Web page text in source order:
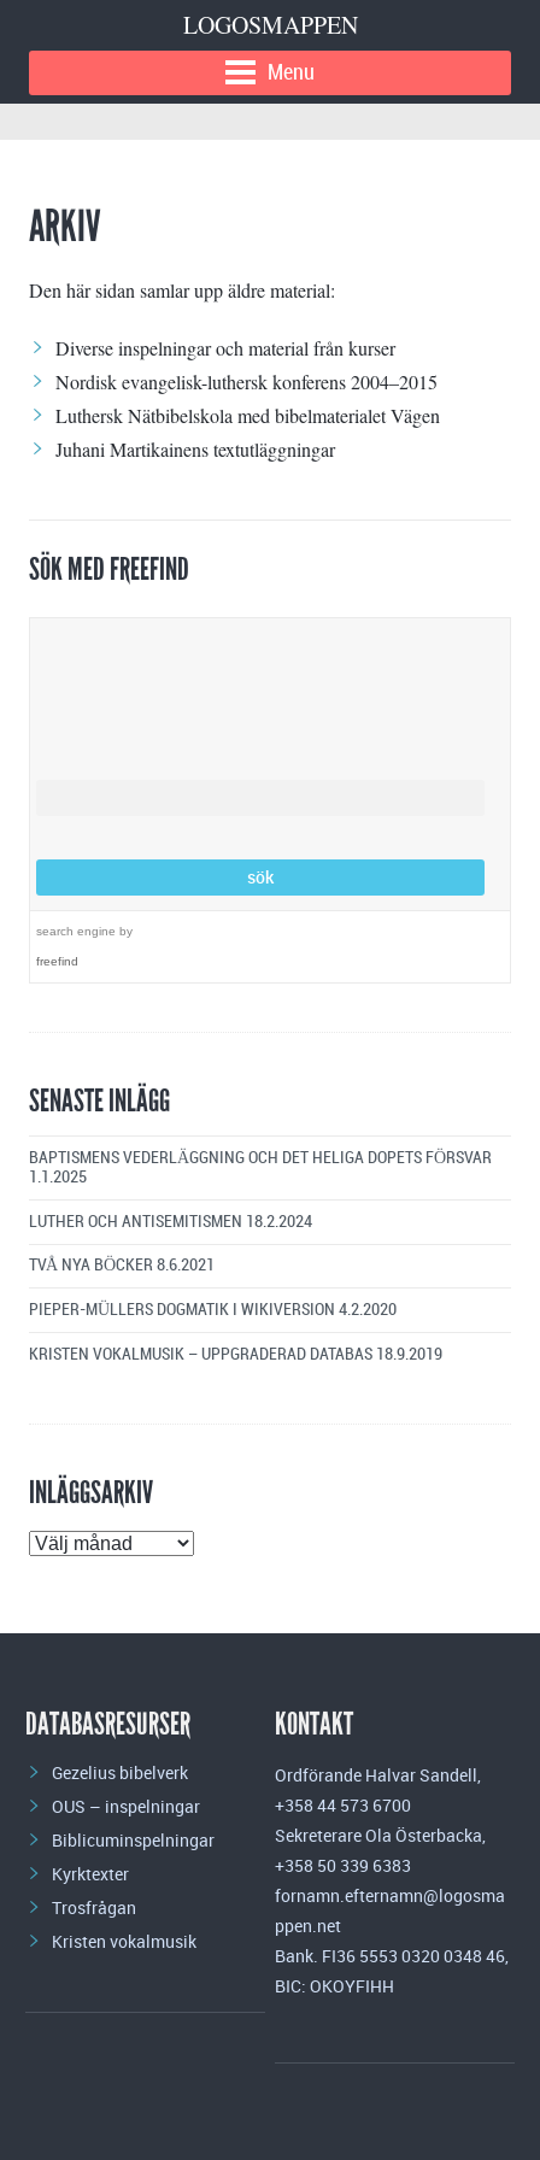
LOGOSMAPPEN
Menu
ARKIV
Den här sidan samlar upp äldre material:
Diverse inspelningar och material från kurser
Nordisk evangelisk-luthersk konferens 2004–2015
Luthersk Nätbibelskolamed bibelmaterialet Vägen
Juhani Martikainenstextutläggningar
SÖK MED FREEFIND
search engine by
freefind
SENASTE INLÄGG
BAPTISMENS VEDERLÄGGNING OCH DET HELIGA DOPETS FÖRSVAR
1.1.2025
LUTHER OCH ANTISEMITISMEN 18.2.2024
TVÅ NYA BÖCKER 8.6.2021
PIEPER-MÜLLERS DOGMATIK I WIKIVERSION 4.2.2020
KRISTEN VOKALMUSIK – UPPGRADERAD DATABAS 18.9.2019
INLÄGGSARKIV
Inläggsarkiv
DATABASRESURSER
Gezelius bibelverk
OUS – inspelningar
Biblicuminspelningar
Kyrktexter
Trosfrågan
Kristen vokalmusik
KONTAKT
Ordförande Halvar Sandell,
+358 44 573 6700
Sekreterare Ola Österbacka,
+358 50 339 6383
fornamn.efternamn@logosma
ppen.net
Bank. FI36 5553 0320 0348 46,
BIC: OKOYFIHH